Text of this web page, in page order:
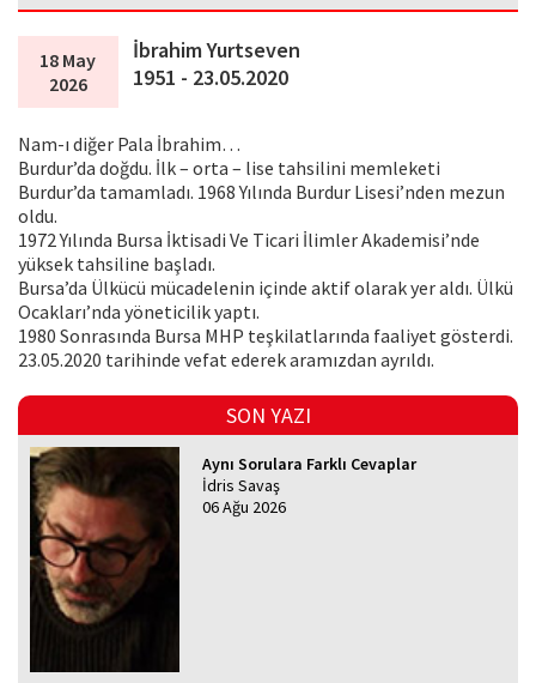
18 May
2026
İbrahim Yurtseven
1951 - 23.05.2020
Nam-ı diğer Pala İbrahim…
Burdur’da doğdu. İlk – orta – lise tahsilini memleketi
Burdur’da tamamladı. 1968 Yılında Burdur Lisesi’nden mezun
oldu.
1972 Yılında Bursa İktisadi Ve Ticari İlimler Akademisi’nde
yüksek tahsiline başladı.
Bursa’da Ülkücü mücadelenin içinde aktif olarak yer aldı. Ülkü
Ocakları’nda yöneticilik yaptı.
1980 Sonrasında Bursa MHP teşkilatlarında faaliyet gösterdi.
23.05.2020 tarihinde vefat ederek aramızdan ayrıldı.
SON YAZI
Aynı Sorulara Farklı Cevaplar
İdris Savaş
06 Ağu 2026